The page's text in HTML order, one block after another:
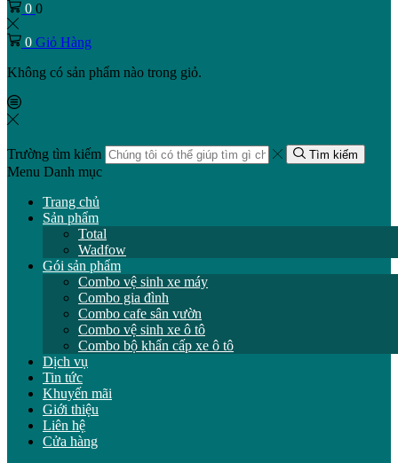
0 0
0 Giỏ Hàng
Không có sản phẩm nào trong giỏ.
Trường tìm kiếm Tìm kiếm
Menu Danh mục
Trang chủ
Sản phẩm
Total
Wadfow
Gói sản phẩm
Combo vệ sinh xe máy
Combo gia đình
Combo cafe sân vườn
Combo vệ sinh xe ô tô
Combo bộ khẩn cấp xe ô tô
Dịch vụ
Tin tức
Khuyến mãi
Giới thiệu
Liên hệ
Cửa hàng